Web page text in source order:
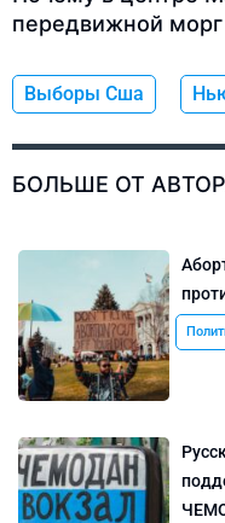
передвижной морг
Выборы Сша
БОЛЬШЕ ОТ